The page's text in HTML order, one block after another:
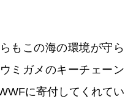
もこの海の環境が守ら
ミガメのキーチェーン
に寄付してくれてい